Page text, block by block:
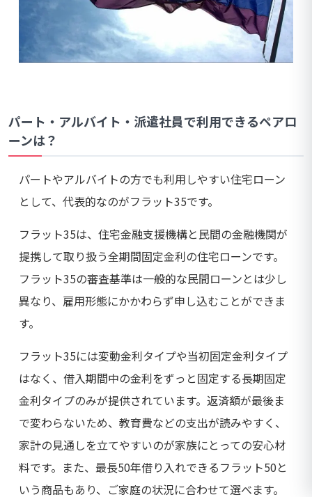
パート・アルバイト・派遣社員で利用できるペアロ
ーンは？
パートやアルバイトの方でも利用しやすい住宅ローン
として、代表的なのがフラット35です。
フラット35は、住宅金融支援機構と民間の金融機関が
提携して取り扱う全期間固定金利の住宅ローンです。
フラット35の審査基準は一般的な民間ローンとは少し
異なり、雇用形態にかかわらず申し込むことができま
す。
フラット35には変動金利タイプや当初固定金利タイプ
はなく、借入期間中の金利をずっと固定する長期固定
金利タイプのみが提供されています。返済額が最後ま
で変わらないため、教育費などの支出が読みやすく、
家計の見通しを立てやすいのが家族にとっての安心材
料です。また、最長50年借り入れできるフラット50と
いう商品もあり、ご家庭の状況に合わせて選べます。